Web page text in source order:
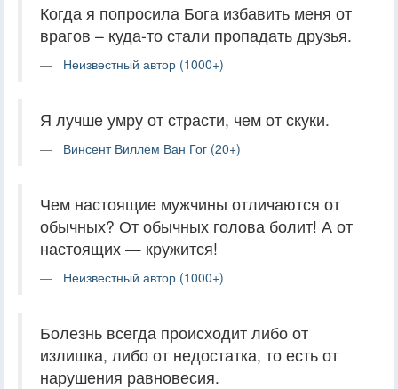
Когда я попросила Бога избавить меня от
врагов – куда-то стали пропадать друзья.
Неизвестный автор (1000+)
Я лучше умру от страсти, чем от скуки.
Винсент Виллем Ван Гог (20+)
Чем настоящие мужчины отличаются от
обычных? От обычных голова болит! А от
настоящих — кружится!
Неизвестный автор (1000+)
Болезнь всегда происходит либо от
излишка, либо от недостатка, то есть от
нарушения равновесия.